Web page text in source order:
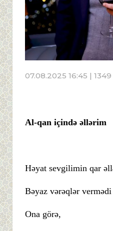
07.08.2025 16:45 |
Al-qan içində əllərim
Həyat sevgilimin qar
Bəyaz vərəqlər vermədi
Ona görə,